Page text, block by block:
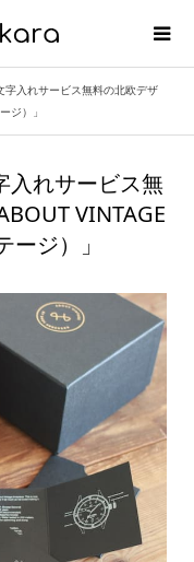
字入れサービス無料の北欧デザ
ジ）」
入れサービス無
VINTAGE
ージ）」